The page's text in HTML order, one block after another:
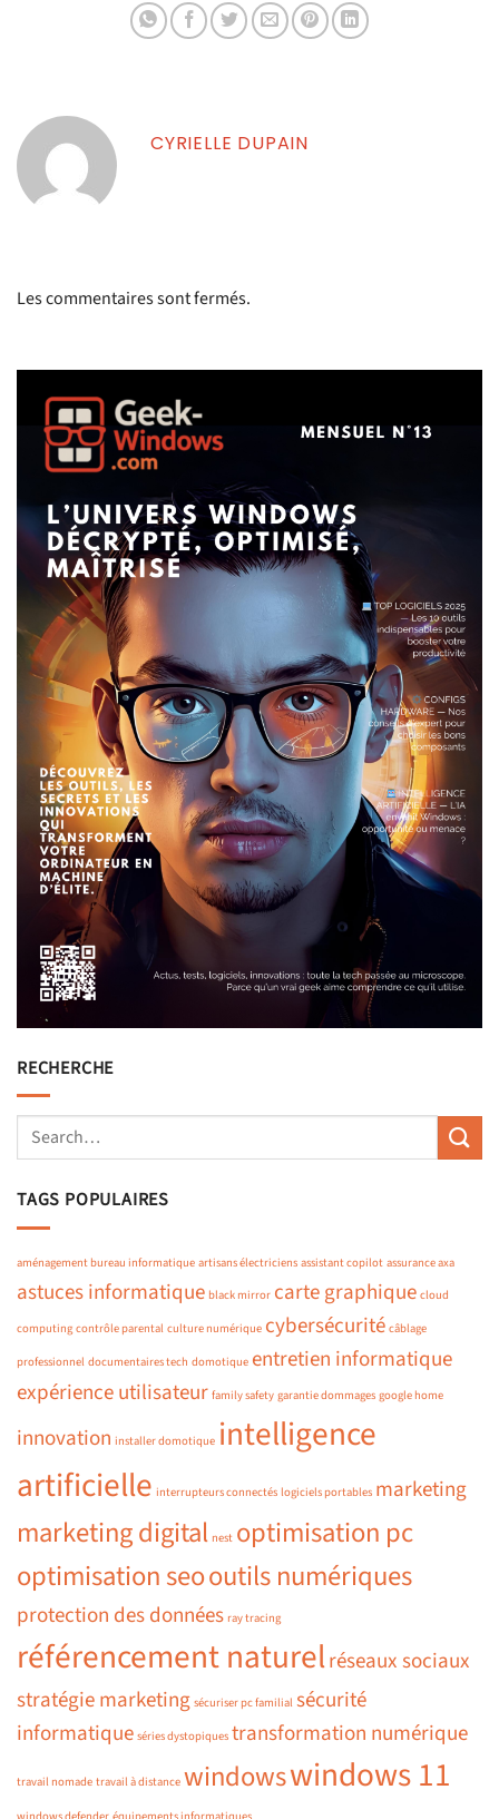
CYRIELLE DUPAIN
Les commentaires sont fermés.
RECHERCHE
TAGS POPULAIRES
aménagement bureau informatique artisans électriciens assistant copilot assurance axa
astuces informatique black mirror carte graphique cloud
computing contrôle parental culture numérique cybersécurité câblage
professionnel documentaires tech domotique entretien informatique
expérience utilisateur family safety garantie dommages google home
innovation installer domotique intelligence
artificielle interrupteurs connectés logiciels portables marketing
marketing digital nest optimisation pc
optimisation seooutils numériques
protection des données ray tracing
référencement naturelréseaux sociaux
stratégie marketing sécuriser pc familial sécurité
informatique séries dystopiques transformation numérique
travail nomade travail à distance windowswindows 11